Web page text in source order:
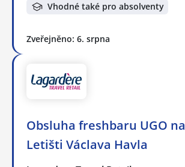
Vhodné také pro absolventy
Zveřejněno: 6. srpna
Obsluha freshbaru UGO na
Letišti Václava Havla